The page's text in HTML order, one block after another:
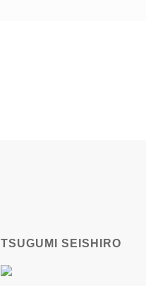
TSUGUMI SEISHIRO